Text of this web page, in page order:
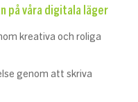
på våra digitala läger
kreativa och roliga
genom att skriva